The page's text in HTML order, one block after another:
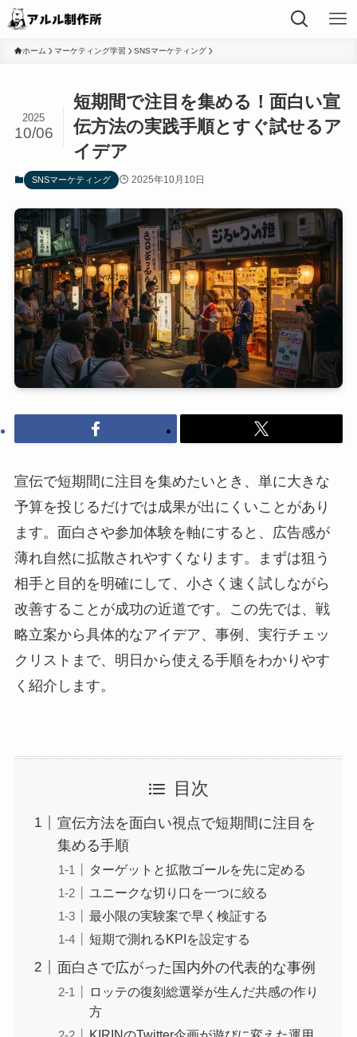
ホーム マーケティング学習 SNSマーケティング
短期間で注目を集める！面白い宣
伝方法の実践手順とすぐ試せるア
イデア
2025
10/06
SNSマーケティング 2025年10月10日
宣伝で短期間に注目を集めたいとき、単に大きな
予算を投じるだけでは成果が出にくいことがあり
ます。面白さや参加体験を軸にすると、広告感が
薄れ自然に拡散されやすくなります。まずは狙う
相手と目的を明確にして、小さく速く試しながら
改善することが成功の近道です。この先では、戦
略立案から具体的なアイデア、事例、実行チェッ
クリストまで、明日から使える手順をわかりやす
く紹介します。
目次
宣伝方法を面白い視点で短期間に注目を
集める手順
ターゲットと拡散ゴールを先に定める
ユニークな切り口を一つに絞る
最小限の実験案で早く検証する
短期で測れるKPIを設定する
面白さで広がった国内外の代表的な事例
ロッテの復刻総選挙が生んだ共感の作り
方